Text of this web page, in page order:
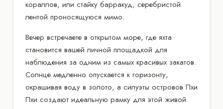
кораллов, или стайку барракуд, серебристой
лентой проносящуюся мимо.
Вечер встречаете в открытом море, где яхта
становится вашей личной площадкой для
наблюдения за одним из самых красивых закатов.
Солнце медленно опускается к горизонту,
окрашивая воду в золото, а силуэты островов Пхи
Пхи создают идеальную рамку для этой живой